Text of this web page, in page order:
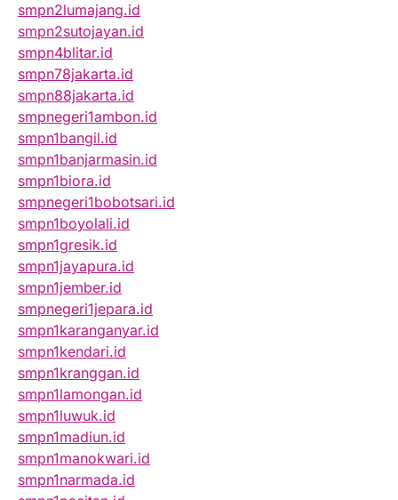
smpn2lumajang.id
smpn2sutojayan.id
smpn4blitar.id
smpn78jakarta.id
smpn88jakarta.id
smpnegeri1ambon.id
smpn1bangil.id
smpn1banjarmasin.id
smpn1biora.id
smpnegeri1bobotsari.id
smpn1boyolali.id
smpn1gresik.id
smpn1jayapura.id
smpn1jember.id
smpnegeri1jepara.id
smpn1karanganyar.id
smpn1kendari.id
smpn1kranggan.id
smpn1lamongan.id
smpn1luwuk.id
smpn1madiun.id
smpn1manokwari.id
smpn1narmada.id